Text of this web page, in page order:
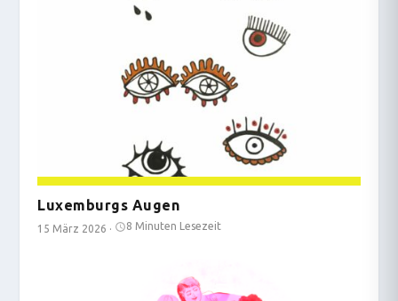
Luxemburgs Augen
15 März 2026 · 8 Minuten Lesezeit